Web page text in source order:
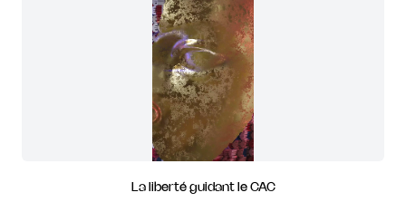
La liberté guidant le CAC